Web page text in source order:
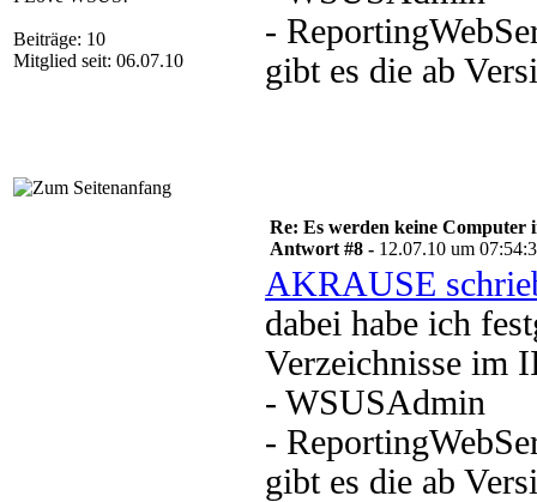
Beiträge: 10
Mitglied seit: 06.07.10
-
gibt es die ab
Re: Es werden keine Computer
Antwort #8 - 12.07.10 um
AKRAUSE
dabei habe ich
Verzeichnisse im
- WSUSAdmin
-
gibt es die ab